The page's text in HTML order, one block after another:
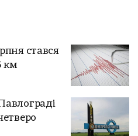
стався
км